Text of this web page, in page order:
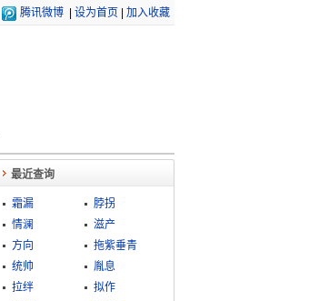
腾讯微博 设为首页 加入收藏
最近查询
霜漏
脖拐
情澜
滋产
方向
拖紫垂青
统帅
胤息
拉绊
拟作